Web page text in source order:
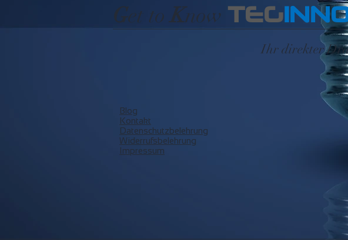
Get toKnow TEG
Ihr direkter
Blog
Kontakt
Datenschutzbelehrung
Widerrufsbelehrung
Impressum